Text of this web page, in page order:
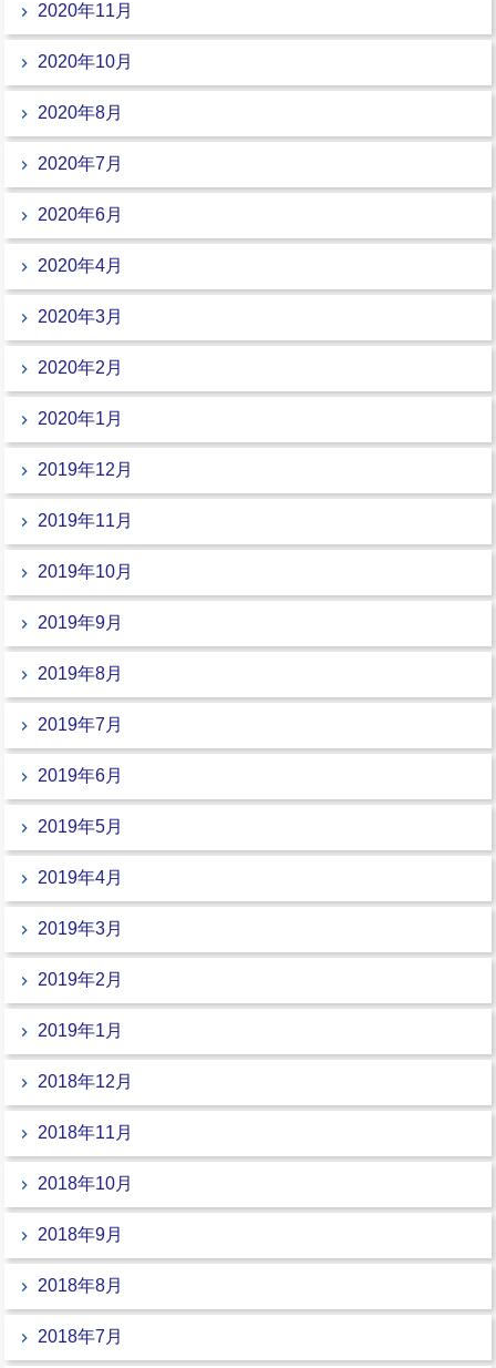
2020年11月
2020年10月
2020年8月
2020年7月
2020年6月
2020年4月
2020年3月
2020年2月
2020年1月
2019年12月
2019年11月
2019年10月
2019年9月
2019年8月
2019年7月
2019年6月
2019年5月
2019年4月
2019年3月
2019年2月
2019年1月
2018年12月
2018年11月
2018年10月
2018年9月
2018年8月
2018年7月